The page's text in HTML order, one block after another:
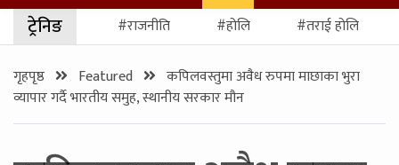
ट्रेनिङ #राजनीति #होलि #तराई होलि
गृहपृष्ठ Featured
कपिलवस्तुमा अवैध रुपमा माछाका भुरा
व्यापार गर्दै भारतीय समुह, स्थानीय सरकार मौन